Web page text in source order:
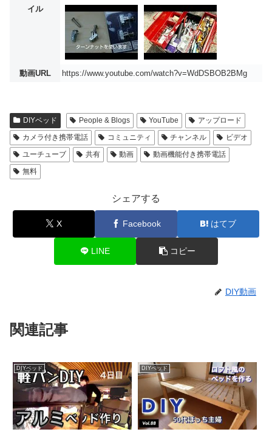
イル
動画URL https://www.youtube.com/watch?v=WdDSBOB2BMg
DIYベッド People & Blogs YouTube
アップロード
カメラ付き携帯電話
コミュニティ チャンネル
ビデオ
ユーチューブ
共有 動画
動画機能付き携帯電話
無料
シェアする
X Facebook はてブ
LINE コピー
DIY動画
関連記事
DIYベッド DIYベッド